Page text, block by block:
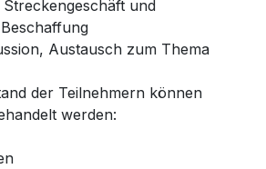
Streckengeschäft und
Austausch zum Thema
der Teilnehmern können
werden: